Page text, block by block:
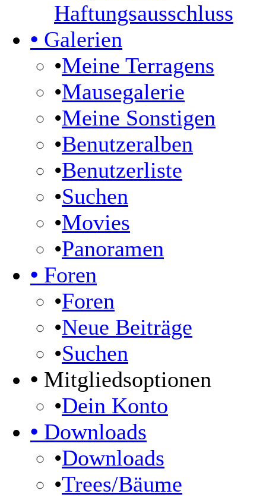
Haftungsausschluss
• Galerien
•Meine Terragens
•Mausegalerie
•Meine Sonstigen
•Benutzeralben
•Benutzerliste
•Suchen
•Movies
•Panoramen
• Foren
•Foren
•Neue Beiträge
•Suchen
• Mitgliedsoptionen
•Dein Konto
• Downloads
•Downloads
•Trees/Bäume